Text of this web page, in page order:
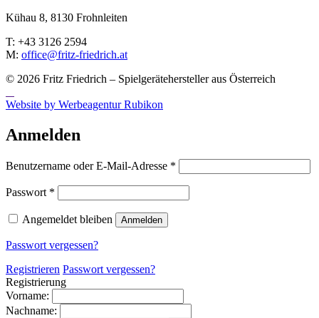
Kühau 8, 8130 Frohn­leiten
T: +43 3126 2594
M: office@fritz-fried­rich.at
© 2026 Fritz Friedrich – Spielgerätehersteller aus Österreich
Website by Werbeagentur Rubikon
Anmelden
Benutzername oder E-Mail-Adresse *
Passwort *
Angemeldet bleiben Anmelden
Passwort vergessen?
Registrieren Passwort vergessen?
Registrierung
Vorname:
Nachname: